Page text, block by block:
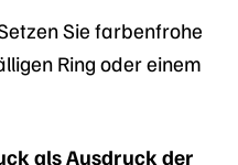
Sie farbenfrohe
Ring oder einem
als Ausdruck der